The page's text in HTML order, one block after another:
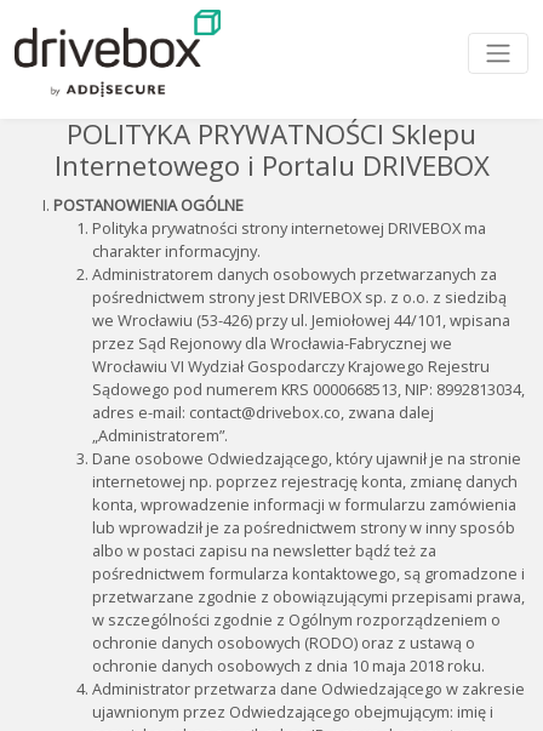
POLITYKA PRYWATNOŚCI Sklepu
Internetowego i Portalu DRIVEBOX
POSTANOWIENIA OGÓLNE
Polityka prywatności strony internetowej DRIVEBOX ma
charakter informacyjny.
Administratorem danych osobowych przetwarzanych za
pośrednictwem strony jest DRIVEBOX sp. z o.o. z siedzibą
we Wrocławiu (53-426) przy ul. Jemiołowej 44/101, wpisana
przez Sąd Rejonowy dla Wrocławia-Fabrycznej we
Wrocławiu VI Wydział Gospodarczy Krajowego Rejestru
Sądowego pod numerem KRS 0000668513, NIP: 8992813034,
adres e-mail: contact@drivebox.co, zwana dalej
„Administratorem”.
Dane osobowe Odwiedzającego, który ujawnił je na stronie
internetowej np. poprzez rejestrację konta, zmianę danych
konta, wprowadzenie informacji w formularzu zamówienia
lub wprowadził je za pośrednictwem strony w inny sposób
albo w postaci zapisu na newsletter bądź też za
pośrednictwem formularza kontaktowego, są gromadzone i
przetwarzane zgodnie z obowiązującymi przepisami prawa,
w szczególności zgodnie z Ogólnym rozporządzeniem o
ochronie danych osobowych (RODO) oraz z ustawą o
ochronie danych osobowych z dnia 10 maja 2018 roku.
Administrator przetwarza dane Odwiedzającego w zakresie
ujawnionym przez Odwiedzającego obejmującym: imię i